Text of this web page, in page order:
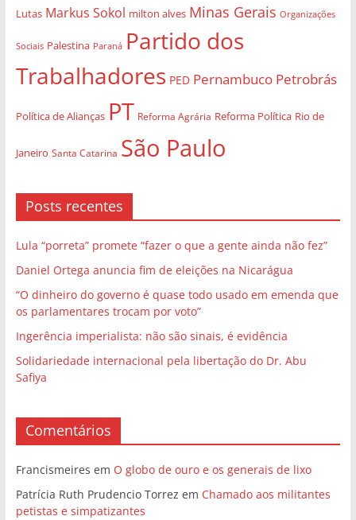
Lutas Markus Sokol milton alves Minas Gerais Organizações
Sociais Palestina Paraná Partido dos
Trabalhadores PED Pernambuco Petrobrás
Política de Alianças PT Reforma Agrária Reforma Política Rio de
Janeiro Santa Catarina São Paulo
Posts recentes
Lula “porreta” promete “fazer o que a gente ainda não fez”
Daniel Ortega anuncia fim de eleições na Nicarágua
“O dinheiro do governo é quase todo usado em emenda que
os parlamentares trocam por voto”
Ingerência imperialista: não são sinais, é evidência
Solidariedade internacional pela libertação do Dr. Abu
Safiya
Comentários
Francismeires em O globo de ouro e os generais de lixo
Patrícia Ruth Prudencio Torrez em Chamado aos militantes
petistas e simpatizantes